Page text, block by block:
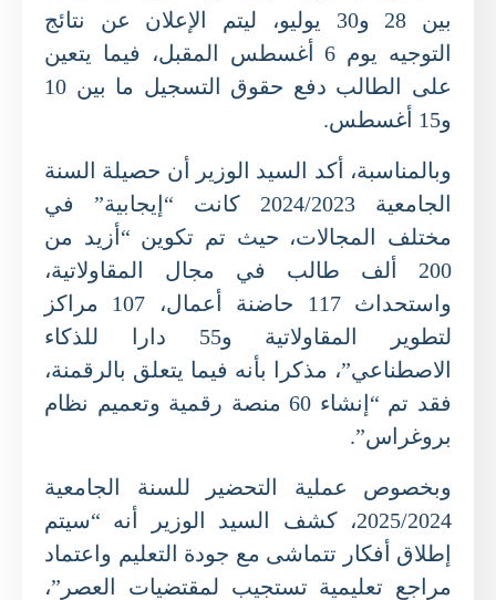
بين 28 و30 يوليو، ليتم الإعلان عن نتائج
التوجيه يوم 6 أغسطس المقبل، فيما يتعين
على الطالب دفع حقوق التسجيل ما بين 10
وبالمناسبة، أكد السيد الوزير أن حصيلة السنة
الجامعية 2024/2023 كانت “إيجابية” في
مختلف المجالات، حيث تم تكوين “أزيد من
200 ألف طالب في مجال المقاولاتية،
واستحداث 117 حاضنة أعمال، 107 مراكز
لتطوير المقاولاتية و55 دارا للذكاء
الاصطناعي”، مذكرا بأنه فيما يتعلق بالرقمنة،
فقد تم “إنشاء 60 منصة رقمية وتعميم نظام
بروغراس”.
وبخصوص عملية التحضير للسنة الجامعية
2025/2024، كشف السيد الوزير أنه “سيتم
إطلاق أفكار تتماشى مع جودة التعليم واعتماد
مراجع تعليمية تستجيب لمقتضيات العصر”،